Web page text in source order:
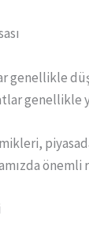
genellikle
genellikle
önemli